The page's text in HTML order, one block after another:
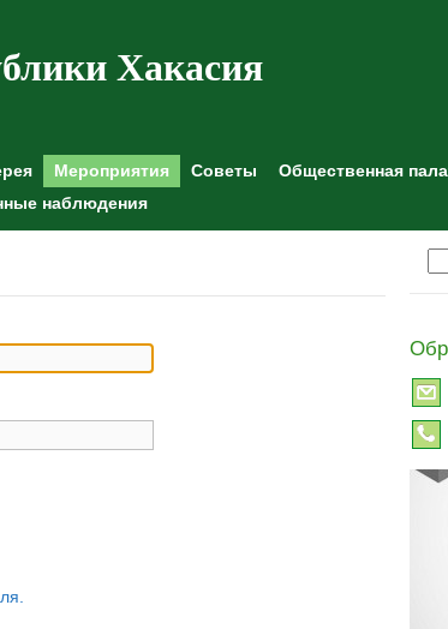
Хакасия
Мероприятия Советы Общественная
наблюдения